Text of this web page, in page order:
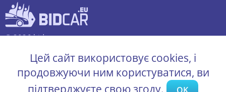
© 2026 bidcar.eu
Цей сайт використовує cookies, і
продовжуючи ним користуватися, ви
підтверджуєте свою згоду.